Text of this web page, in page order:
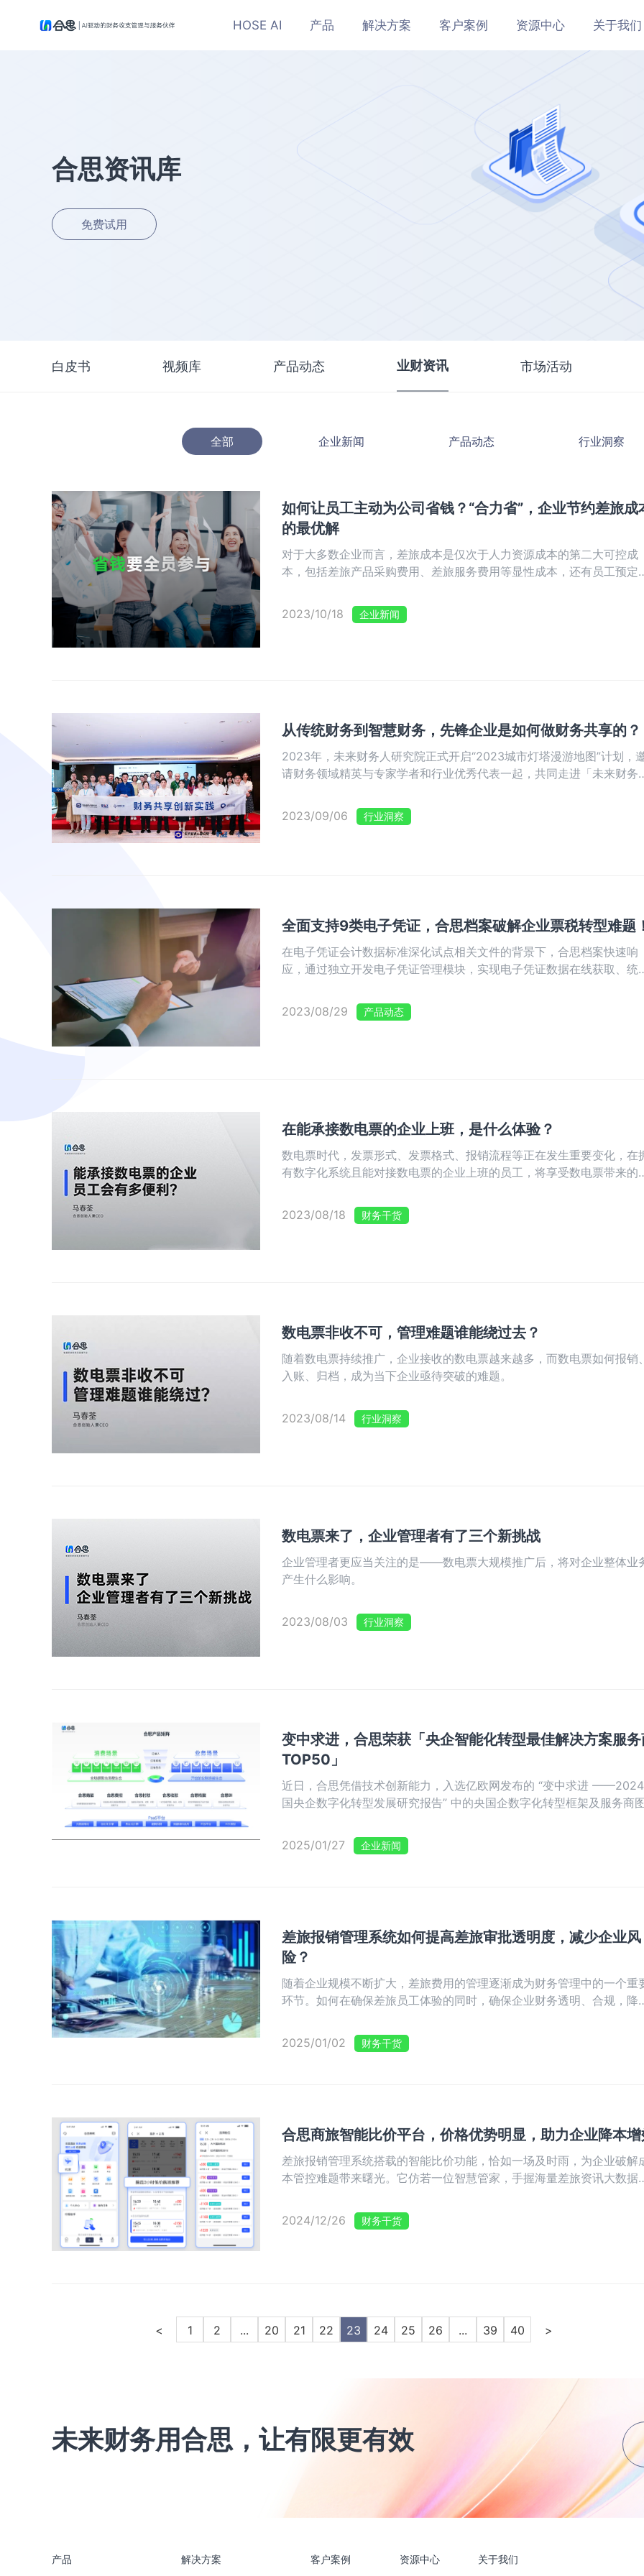
HOSE AI 产品 解决方案 客户案例 资源中心 关于我们
合思资讯库
免费试用
白皮书 视频库 产品动态 业财资讯 市场活动
全部 企业新闻 产品动态 行业洞察
如何让员工主动为公司省钱？“合力省”，企业节约差旅成
的最优解
对于大多数企业而言，差旅成本是仅次于人力资源成本的第二大可控成
本，包括差旅产品采购费用、差旅服务费用等显性成本，还有员工预定
2023/10/18
企业新闻
从传统财务到智慧财务，先锋企业是如何做财务共享的？
2023年，未来财务人研究院正式开启“2023城市灯塔漫游地图”计划，
请财务领域精英与专家学者和行业优秀代表一起，共同走进「未来财务
来财务人研究院、《财经》杂志共同走进2022年度「未来财务先锋·年度
大奖」获奖企业——中国交通建设股份有限公司华中财务共享中心，30
2023/09/06 行业洞察
全面支持9类电子凭证，合思档案破解企业票税转型难题！
在电子凭证会计数据标准深化试点相关文件的背景下，合思档案快速响
应，通过独立开发电子凭证管理模块，实现电子凭证数据在线获取、统
内首家上线“电子凭证中心”的企业。
2023/08/29 产品动态
在能承接数电票的企业上班，是什么体验？
数电票时代，发票形式、发票格式、报销流程等正在发生重要变化，在
有数字化系统且能对接数电票的企业上班的员工，将享受数电票带来的
2023/08/18
财务干货
数电票非收不可，管理难题谁能绕过去？
随着数电票持续推广，企业接收的数电票越来越多，而数电票如何报销、
入账、归档，成为当下企业亟待突破的难题。
2023/08/14 行业洞察
数电票来了，企业管理者有了三个新挑战
企业管理者更应当关注的是——数电票大规模推广后，将对企业整体业
产生什么影响。
2023/08/03 行业洞察
变中求进，合思荣获「央企智能化转型最佳解决方案服
TOP50」
近日，合思凭借技术创新能力，入选亿欧网发布的 “变中求进 ——2024
国央企数字化转型发展研究报告” 中的央国企数字化转型框架及服务商图
解决方案服务商 TOP50」。
2025/01/27 企业新闻
差旅报销管理系统如何提高差旅审批透明度，减少企业风
险？
随着企业规模不断扩大，差旅费用的管理逐渐成为财务管理中的一个重
环节。如何在确保差旅员工体验的同时，确保企业财务透明、合规，降
2025/01/02
财务干货
合思商旅智能比价平台，价格优势明显，助力企业降本
差旅报销管理系统搭载的智能比价功能，恰如一场及时雨，为企业破解
本管控难题带来曙光。它仿若一位智慧管家，手握海量差旅资讯大数据
间，闪电般筛选出性价比的“王者之选”。这般高效操作，不单为员工砍掉
繁琐预订流程的“荆棘”，更让企业的每一笔差旅经费都花得掷地有声，发
2024/12/26 财务干货
< 1 2 ... 20 21 22 23 24 25 26 ... 39 40 >
未来财务用合思，让有限更有效
产品 解决方案 客户案例 资源中心 关于我们
告
财
发
专